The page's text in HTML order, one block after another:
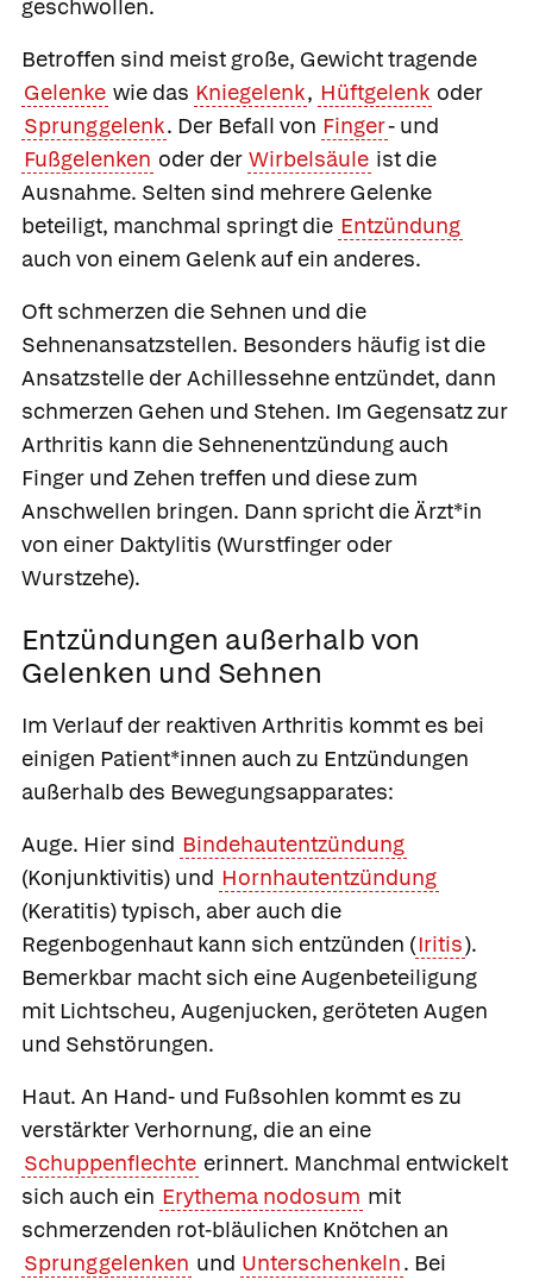
geschwollen.
Betroffen sind meist große, Gewicht tragende
Gelenke wie das Kniegelenk, Hüftgelenk oder
Sprunggelenk. Der Befall von Finger- und
Fußgelenken oder der Wirbelsäule ist die
Ausnahme. Selten sind mehrere Gelenke
beteiligt, manchmal springt die Entzündung
auch von einem Gelenk auf ein anderes.
Oft schmerzen die Sehnen und die
Sehnenansatzstellen. Besonders häufig ist die
Ansatzstelle der Achillessehne entzündet, dann
schmerzen Gehen und Stehen. Im Gegensatz zur
Arthritis kann die Sehnenentzündung auch
Finger und Zehen treffen und diese zum
Anschwellen bringen. Dann spricht die Ärzt*in
von einer Daktylitis (Wurstfinger oder
Wurstzehe).
Entzündungen außerhalb von
Gelenken und Sehnen
Im Verlauf der reaktiven Arthritis kommt es bei
einigen Patient*innen auch zu Entzündungen
außerhalb des Bewegungsapparates:
Auge. Hier sind Bindehautentzündung
(Konjunktivitis) und Hornhautentzündung
(Keratitis) typisch, aber auch die
Regenbogenhaut kann sich entzünden (Iritis).
Bemerkbar macht sich eine Augenbeteiligung
mit Lichtscheu, Augenjucken, geröteten Augen
und Sehstörungen.
Haut. An Hand- und Fußsohlen kommt es zu
verstärkter Verhornung, die an eine
Schuppenflechte erinnert. Manchmal entwickelt
sich auch ein Erythema nodosum mit
schmerzenden rot-bläulichen Knötchen an
Sprunggelenken und Unterschenkeln. Bei